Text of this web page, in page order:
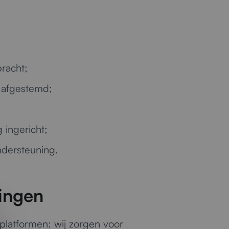
ingericht;
wij zorgen voor